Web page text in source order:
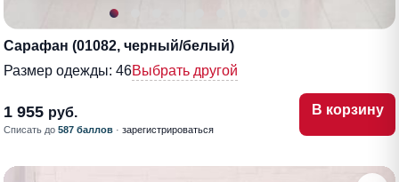
Сарафан (01082, черный/белый)
Размер одежды: 46Выбрать другой
1 955 руб.
Списать до 587 баллов · зарегистрироваться
В корзину